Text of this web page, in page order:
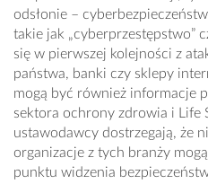
odsłonie –
takie jak „cyberprzestępstwo”
się w pierwszej kolejności z
państwa, banki czy sklepy
mogą być również informacje
sektora ochrony zdrowia i Life
ustawodawcy dostrzegają, że
organizacje z tych branży
punktu widzenia